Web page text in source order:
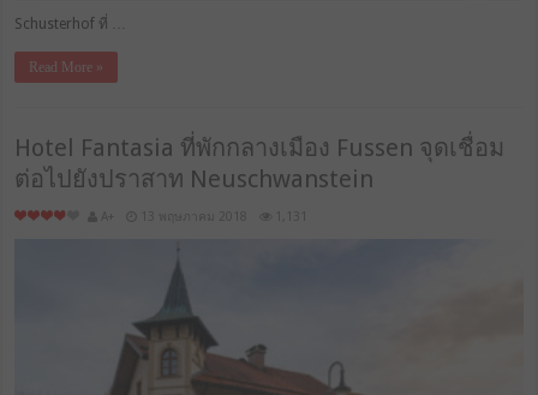
Schusterhof ที่ …
Read More »
Hotel Fantasia ที่พักกลางเมือง Fussen จุดเชื่อม
ต่อไปยังปราสาท Neuschwanstein
A+ 13 พฤษภาคม 2018 1,131